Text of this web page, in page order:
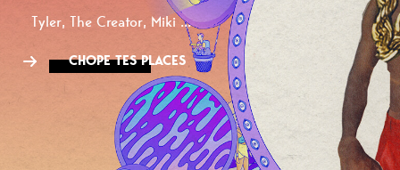
Tyler, The Creator, Miki ...
CHOPE TES PLACES